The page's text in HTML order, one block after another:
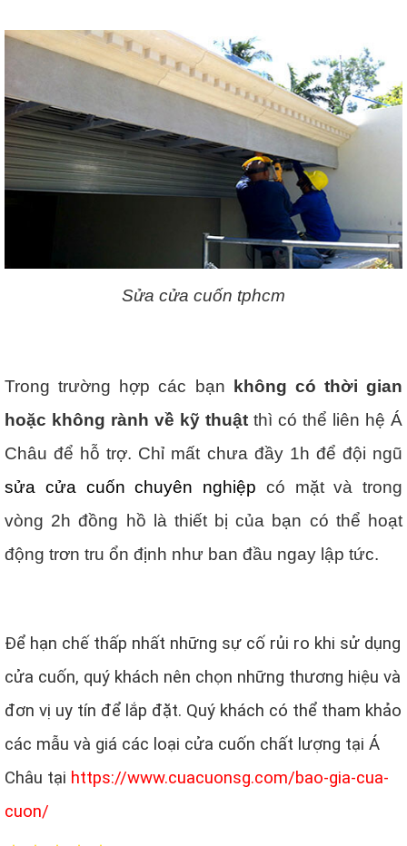
Sửa cửa cuốn tphcm
Trong trường hợp các bạn
không có thời gian
hoặc không rành về kỹ thuật thì có thể liên hệ Á
Châu để hỗ trợ. Chỉ mất chưa đầy 1h để đội ngũ
sửa cửa cuốn chuyên nghiệp có mặt và trong
vòng 2h đồng hồ là thiết bị của bạn có thể hoạt
động trơn tru ổn định như ban đầu ngay lập tức.
Để hạn chế thấp nhất những sự cố rủi ro khi sử dụng
cửa cuốn, quý khách nên chọn những thương hiệu và
đơn vị uy tín để lắp đặt. Quý khách có thể tham khảo
các mẫu và giá các loại cửa cuốn chất lượng tại Á
Châu tại https://www.cuacuonsg.com/bao-gia-cua-
cuon/